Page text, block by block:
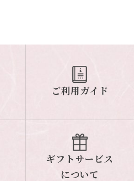
ご利用ガイド
ギフトサービス
について